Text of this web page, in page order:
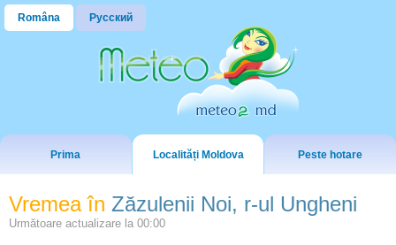
Româna Русский
Prima Localități Moldova Peste hotare
Vremea în Zăzulenii Noi, r-ul Ungheni
Următoare actualizare la 00:00